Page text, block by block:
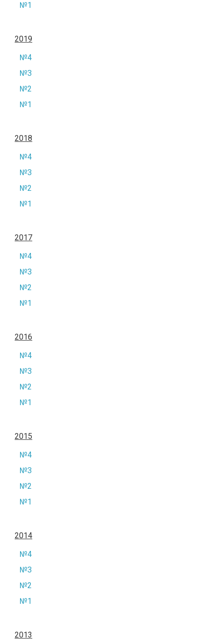
№1
2019
№4
№3
№2
№1
2018
№4
№3
№2
№1
2017
№4
№3
№2
№1
2016
№4
№3
№2
№1
2015
№4
№3
№2
№1
2014
№4
№3
№2
№1
2013